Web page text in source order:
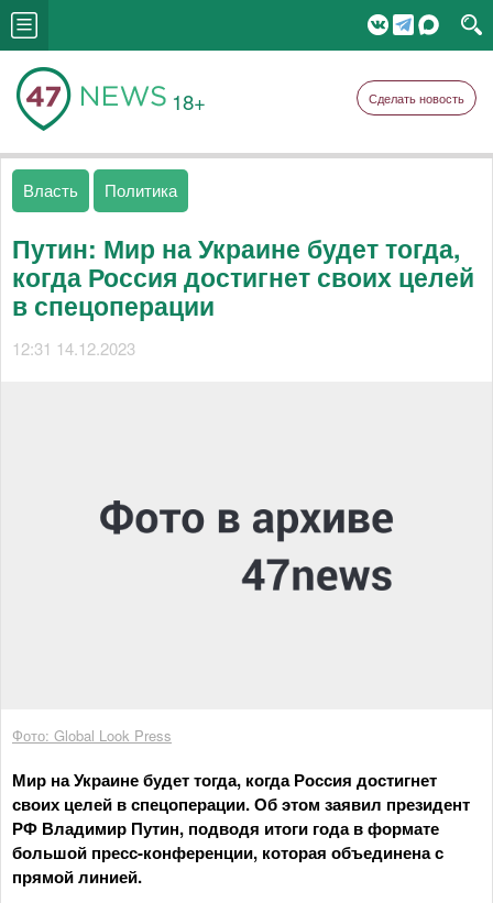
18+ Сделать новость
Власть Политика
Путин: Мир на Украине будет тогда,
когда Россия достигнет своих целей
в спецоперации
12:31 14.12.2023
Фото: Global Look Press
Мир на Украине будет тогда, когда Россия достигнет
своих целей в спецоперации. Об этом заявил президент
РФ Владимир Путин, подводя итоги года в формате
большой пресс-конференции, которая объединена с
прямой линией.